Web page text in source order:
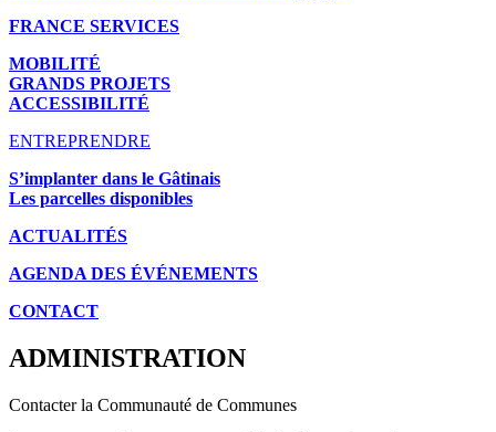
FRANCE SERVICES
MOBILITÉ
GRANDS PROJETS
ACCESSIBILITÉ
ENTREPRENDRE
S’implanter dans le Gâtinais
Les parcelles disponibles
ACTUALITÉS
AGENDA DES ÉVÉNEMENTS
CONTACT
ADMINISTRATION
Contacter la Communauté de Communes